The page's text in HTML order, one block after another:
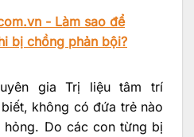
- Làm sao để
bị chồng phản bội?
gia Trị liệu tâm trí
không có đứa trẻ nào
hỏng. Do các con từng bị